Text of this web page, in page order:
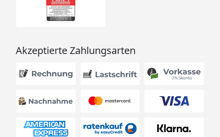
Akzeptierte Zahlungsarten